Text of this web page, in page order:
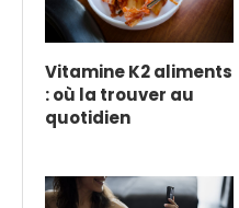
Vitamine K2 aliments
: où la trouver au
quotidien